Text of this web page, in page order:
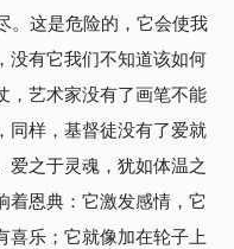
。这是危险的，它会使我
没有它我们不知道该如何
，艺术家没有了画笔不能
同样，基督徒没有了爱就
爱之于灵魂，犹如体温之
着恩典：它激发感情，它
喜乐；它就像加在轮子上